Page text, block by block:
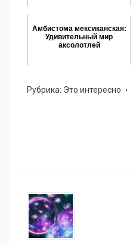
Амбистома мексиканская:
Удивительный мир
аксолотлей
Рубрика: Это интересно